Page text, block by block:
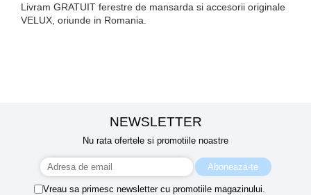
Livram GRATUIT ferestre de mansarda si accesorii originale
VELUX, oriunde in Romania.
NEWSLETTER
Nu rata ofertele si promotiile noastre
Vreau sa primesc newsletter cu promotiile magazinului.